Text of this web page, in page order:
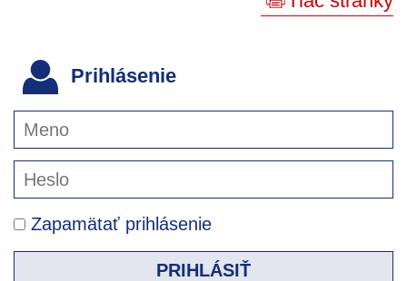
Prihlásenie
Zapamätať prihlásenie
PRIHLÁSIŤ